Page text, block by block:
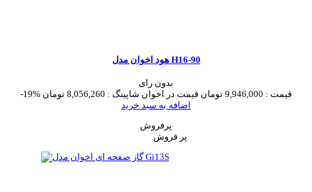
هود اخوان مدل H16-90
بدون رای
-19%
قیمت : 9,946,000 تومان قیمت در اخوان شاپینگ : 8,056,260 تومان
اضافه به سبد خرید
پرفروش